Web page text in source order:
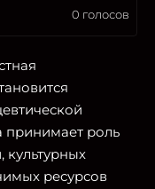
0 голосов
принимает роль
культурных
ресурсов